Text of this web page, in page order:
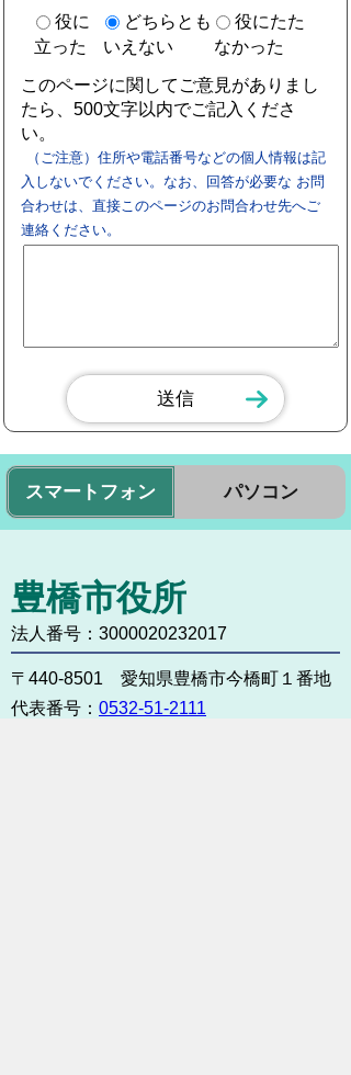
役に
立った
どちらとも
いえない
役にたた
なかった
このページに関してご意見がありまし
たら、500文字以内でご記入くださ
い。
（ご注意）住所や電話番号などの個人情報は記
入しないでください。なお、回答が必要な お問
合わせは、直接このページのお問合わせ先へご
連絡ください。
スマートフォン パソコン
豊橋市役所
法人番号：3000020232017
〒440-8501 愛知県豊橋市今橋町１番地
代表番号： 0532-51-2111